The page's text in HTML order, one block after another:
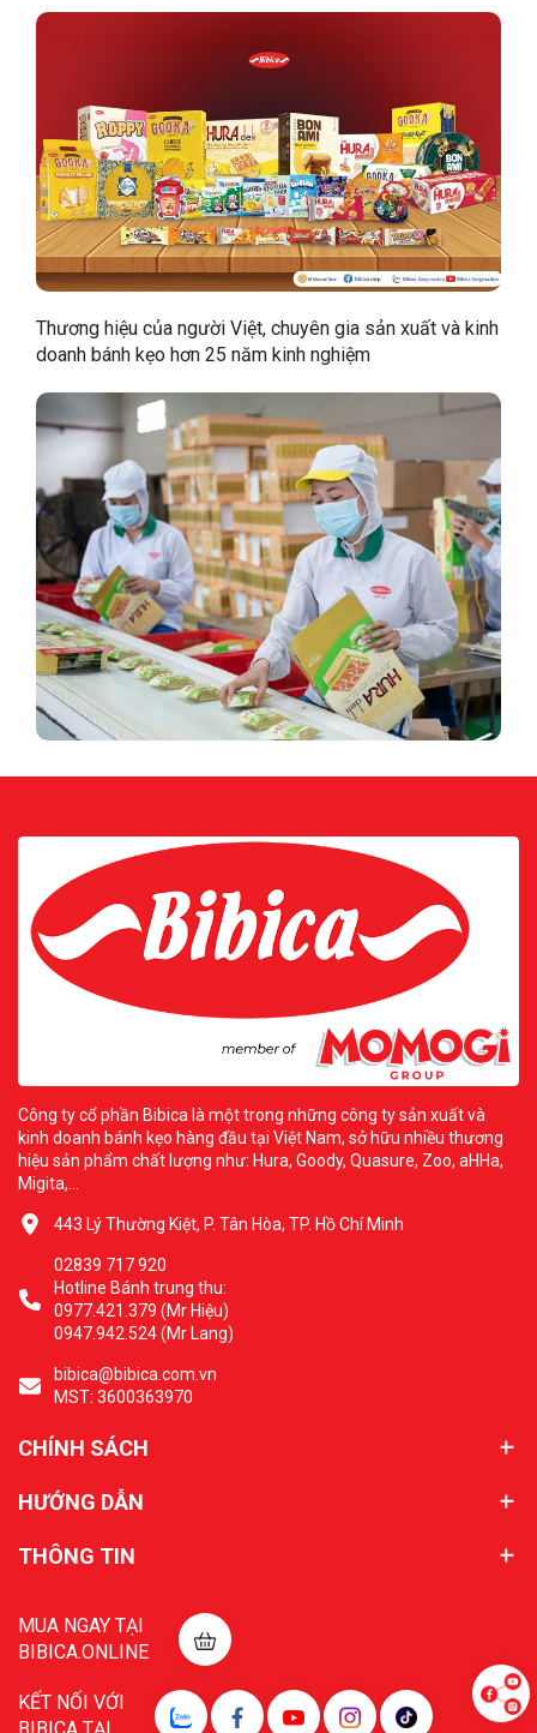
Thương hiệu của người Việt, chuyên gia sản xuất và kinh
doanh bánh kẹo hơn 25 năm kinh nghiệm
Công ty cổ phần Bibica là một trong những công ty sản xuất và
kinh doanh bánh kẹo hàng đầu tại Việt Nam, sở hữu nhiều thương
hiệu sản phẩm chất lượng như: Hura, Goody, Quasure, Zoo, aHHa,
Migita,...
443 Lý Thường Kiệt, P. Tân Hòa, TP. Hồ Chí Minh
02839 717 920
Hotline Bánh trung thu:
0977.421.379 (Mr Hiệu)
0947.942.524 (Mr Lang)
bibica@bibica.com.vn
MST: 3600363970
CHÍNH SÁCH
HƯỚNG DẪN
THÔNG TIN
MUA NGAY TẠI
BIBICA.ONLINE
KẾT NỐI VỚI
BIBICA TẠI